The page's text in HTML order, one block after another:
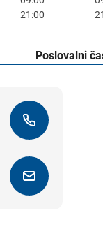
21:00
Poslovalni